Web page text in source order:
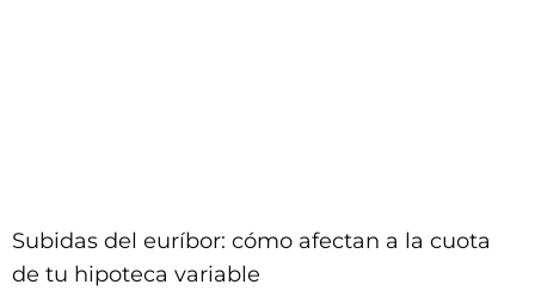
Subidas del euríbor: cómo afectan a la cuota
de tu hipoteca variable